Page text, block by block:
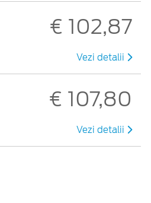
€ 102,87
Vezi detalii
€ 107,80
Vezi detalii